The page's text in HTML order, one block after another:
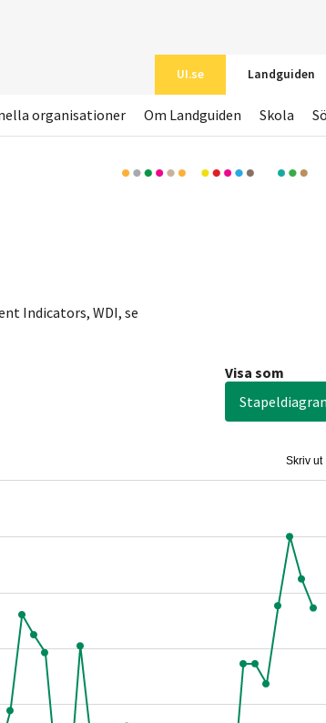
UI.se Landguiden
organisationer Om Landguiden Skola
Indicators, WDI, se
Visa som
Skriv ut